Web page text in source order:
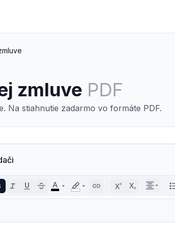
zmluve PDF
Na stiahnutie zadarmo vo formáte PDF.